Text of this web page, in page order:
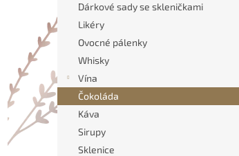
n
n
a
n
e
l
Dárkové sady se skleničkami
Likéry
Ovocné pálenky
Whisky
Vína
Čokoláda
Káva
Sirupy
Sklenice